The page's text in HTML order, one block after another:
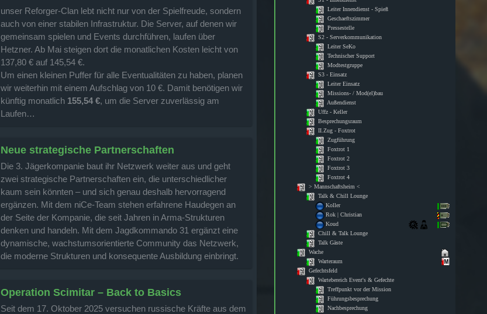
unser Reforger-Clan lebt nicht nur von der Spielfreude, sondern
auch von einer stabilen Infrastruktur. Die Server, auf denen wir
gemeinsam spielen und Events durchführen, laufen über
Hetzner. Ab Mai steigen dort die monatlichen Kosten leicht von
137,80 € auf 145,54 €.
Um einen kleinen Puffer für alle Eventualitäten zu haben, planen
wir weiterhin mit einem Aufschlag von 10 €. Damit benötigen wir
künftig monatlich 155,54 €, um die Server zuverlässig am
Laufen…
Neue strategische Partnerschaften
Die 3. Jägerkompanie baut ihr Netzwerk weiter aus und geht
zwei strategische Partnerschaften ein, die unterschiedlicher
kaum sein könnten – und sich genau deshalb hervorragend
ergänzen. Mit dem niCe-Team stehen erfahrene Haudegen an
der Seite der Kompanie, die seit Jahren in Arma-Strukturen
denken und handeln. Mit dem Jagdkommando 31 ergänzt eine
dynamische, wachstumsorientierte Community das Netzwerk,
die moderne Strukturen und konsequente Ausbildung einbringt.
Operation Scimitar – Back to Basics
Seit dem 17. Oktober 2025 versuchen russische Kräfte aus dem